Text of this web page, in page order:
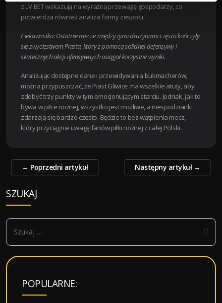
z LV BET wskazują na wyraźną przewagę gospodarzy, co
potwierdza również analiza formy zespołu.
Ciekawostka: Ostatnie mecze między tymi drużynami często kończyły
się zwycięstwem Piasta, który z pomocą solidnej defensywy i
skutecznych akcji ofensywnych osiągał korzystne wyniki.
Analizując dostępne dane i przewidywania bukmacherów,
można przypuszczać, że Piast Gliwice ma wszelkie atuty, aby
zdobyć trzy punkty w tym emocjonującym starciu. Jednak, jak to
bywa w piłce nożnej, wszystko jest możliwe, a niespodzianki
zdarzają się bardzo często. Będzie to bez wątpienia mecz,
który przyciągnie uwagę fanów piłki nożnej z całej Polski.
Zobacz
← Poprzedni artykuł Następny artykuł →
SZUKAJ
S
k
POPULARNE: